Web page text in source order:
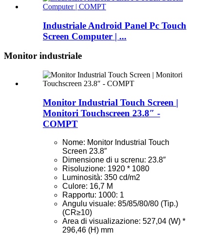
Industriale Android Panel Pc Touch
Screen Computer | ...
Monitor industriale
Monitor Industrial Touch Screen |
Monitori Touchscreen 23.8″ -
COMPT
Nome: Monitor Industrial Touch
Screen 23.8″
Dimensione di u screnu: 23.8″
Risoluzione: 1920 * 1080
Luminosità: 350 cd/m2
Culore: 16,7 M
Rapportu: 1000: 1
Angulu visuale: 85/85/80/80 (Tip.)
(CR≥10)
Area di visualizazione: 527,04 (W) *
296,46 (H) mm